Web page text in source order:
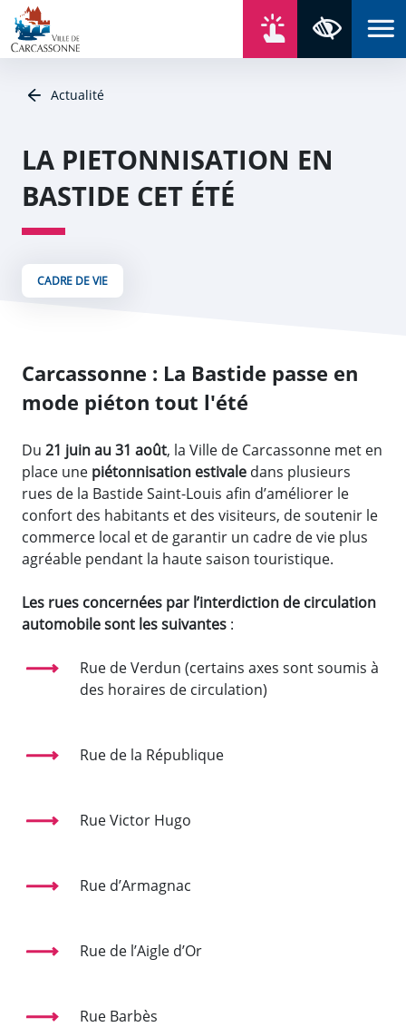
Aller au contenu
Aller au menu
Aller au plan du site
Aller à la recherche
Actualité
LA PIETONNISATION EN
BASTIDE CET ÉTÉ
CADRE DE VIE
Carcassonne : La Bastide passe en
mode piéton tout l'été
Du 21 juin au 31 août, la Ville de Carcassonne met en
place une piétonnisation estivale dans plusieurs
rues de la Bastide Saint-Louis afin d’améliorer le
confort des habitants et des visiteurs, de soutenir le
commerce local et de garantir un cadre de vie plus
agréable pendant la haute saison touristique.
Les rues concernées par l’interdiction de circulation
automobile sont les suivantes :
Rue de Verdun (certains axes sont soumis à
des horaires de circulation)
Rue de la République
Rue Victor Hugo
Rue d’Armagnac
Rue de l’Aigle d’Or
Rue Barbès
Panneau de gestion des cookies